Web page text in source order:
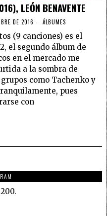
LEÓN BENAVENTE
DE 2016 ÁLBUMES
(9 canciones) es el
el segundo álbum de
en el mercado me
a la sombra de
como Tachenko y
pues
con